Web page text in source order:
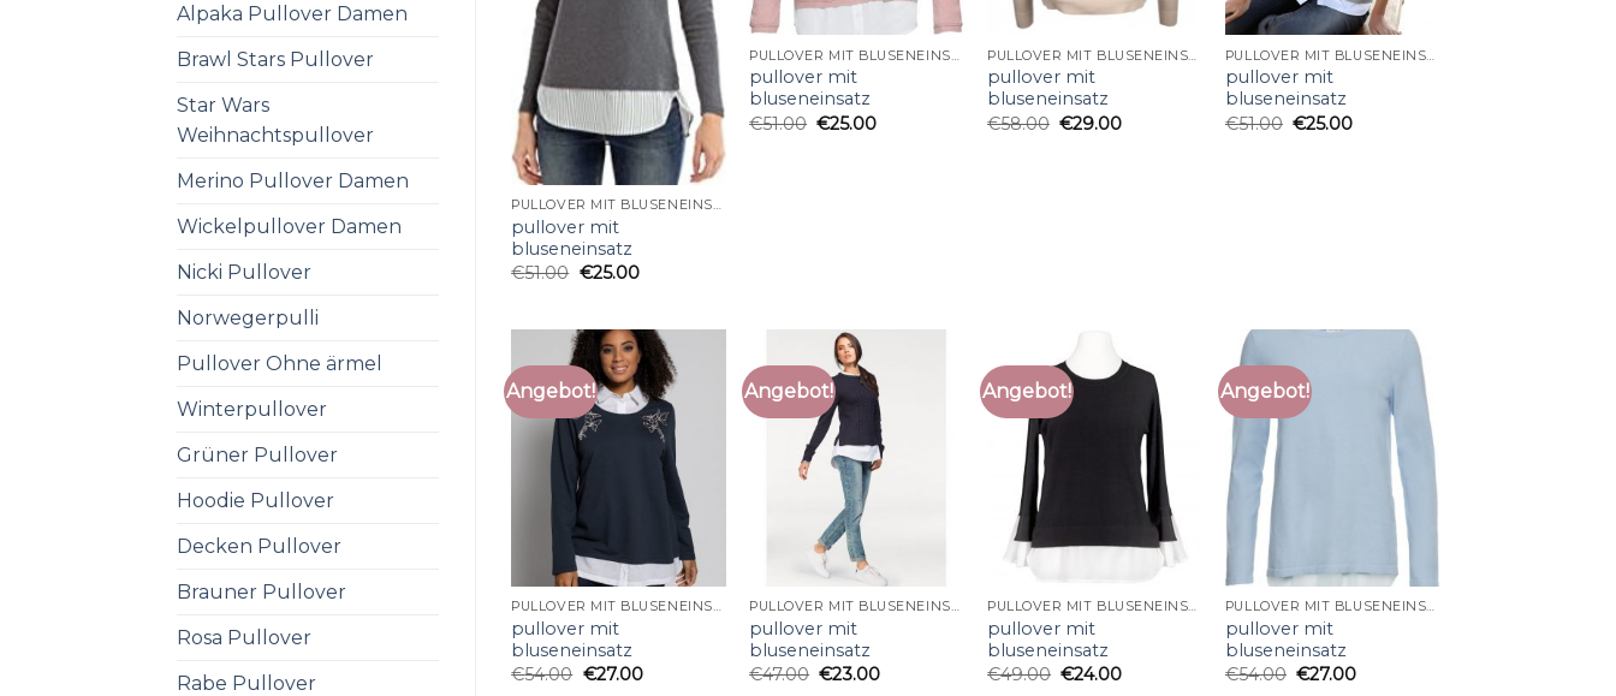
Alpaka Pullover Damen
Brawl Stars Pullover
Star Wars
Weihnachtspullover
Merino Pullover Damen
Wickelpullover Damen
Nicki Pullover
Norwegerpulli
Pullover Ohne ärmel
Winterpullover
Grüner Pullover
Hoodie Pullover
Decken Pullover
Brauner Pullover
Rosa Pullover
Rabe Pullover
PULLOVER MIT BLUSENEINSATZ
pullover mit
bluseneinsatz
€51.00 €25.00
pullover mit
bluseneinsatz
€51.00 €25.00
pullover mit
bluseneinsatz
€58.00 €29.00
pullover mit
bluseneinsatz
€51.00 €25.00
Angebot!
PULLOVER MIT BLUSENEINSATZ
pullover mit
bluseneinsatz
€54.00 €27.00
Angebot!
PULLOVER MIT BLUSENEINSATZ
pullover mit
bluseneinsatz
€47.00 €23.00
Angebot!
PULLOVER MIT BLUSENEINSATZ
pullover mit
bluseneinsatz
€49.00 €24.00
Angebot!
PULLOVER MIT BLUSENEINSATZ
pullover mit
bluseneinsatz
€54.00 €27.00